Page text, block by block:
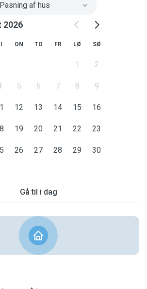
Pasning af hus
2026
ON TO FR LØ SØ
1 2
5 6 7 8 9
12 13 14 15 16
19 20 21 22 23
26 27 28 29 30
Gå til i dag